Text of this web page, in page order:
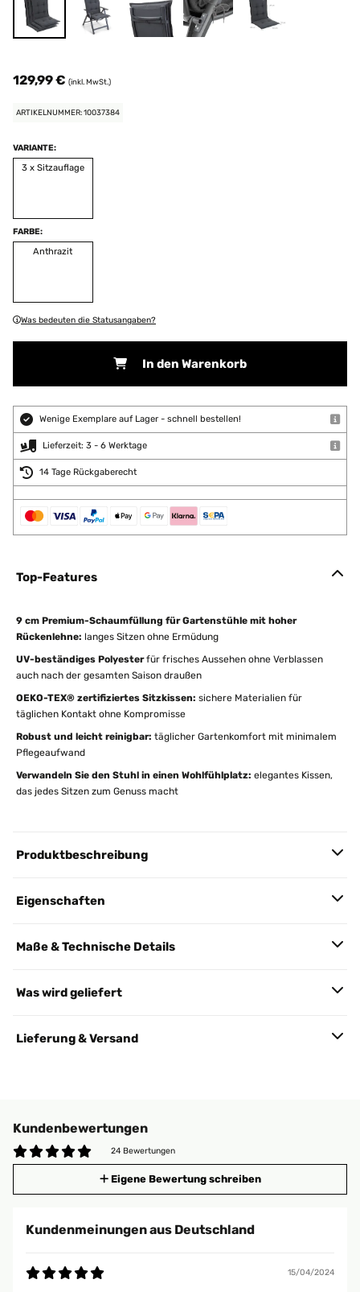
129,99 € (inkl. MwSt.)
ARTIKELNUMMER: 10037384
VARIANTE:
3 x Sitzauflage
FARBE:
Anthrazit
Was bedeuten die Statusangaben?
In den Warenkorb
Wenige Exemplare auf Lager - schnell bestellen!
Lieferzeit: 3 - 6 Werktage
14 Tage Rückgaberecht
Top-Features
9 cm Premium-Schaumfüllung für Gartenstühle mit hoher
Rückenlehne: langes Sitzen ohne Ermüdung
UV-beständiges Polyesterfür frisches Aussehen ohne Verblassen
auch nach der gesamten Saison draußen
OEKO-TEX® zertifiziertes Sitzkissen: sichere Materialien für
täglichen Kontakt ohne Kompromisse
Robust und leicht reinigbar: täglicher Gartenkomfort mit minimalem
Pflegeaufwand
Verwandeln Sie den Stuhl in einen Wohlfühlplatz: elegantes Kissen,
das jedes Sitzen zum Genuss macht
Produktbeschreibung
Eigenschaften
Maße & Technische Details
Was wird geliefert
Lieferung & Versand
Kundenbewertungen
24 Bewertungen
Eigene Bewertung schreiben
Kundenmeinungen aus Deutschland
15/04/2024